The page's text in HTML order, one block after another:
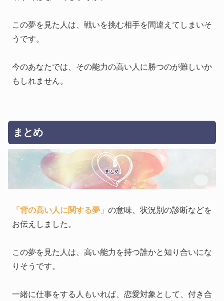
この夢を見た人は、戦いを挑む相手を間違えてしまいそ
うです。
今のあなたでは、その能力の高い人に勝つのが難しいか
もしれません。
まとめ
まとめ
「背の高い人に関する夢」 の意味、状況別の診断などを
お伝えしました。
この夢を見た人は、高い能力を持つ誰かと知り合いにな
りそうです。
一緒に仕事をする人もいれば、恋愛対象として、付き合